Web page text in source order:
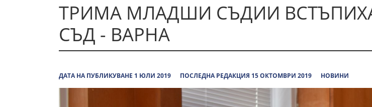
ТРИМА МЛАДШИ СЪДИИ
СЪД - ВАРНА
ДАТА НА ПУБЛИКУВАНЕ 1 ЮЛИ 2019 ПОСЛЕДНА РЕДАКЦИЯ 15 ОКТОМВРИ 2019 НОВИНИ